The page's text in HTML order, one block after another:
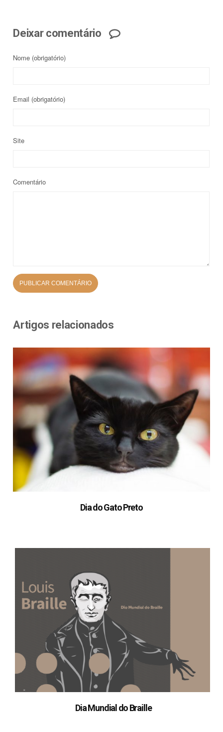
Deixar comentário
Nome (obrigatório)
Email (obrigatório)
Site
Comentário
Artigos relacionados
Dia do Gato Preto
Dia Mundial do Braille